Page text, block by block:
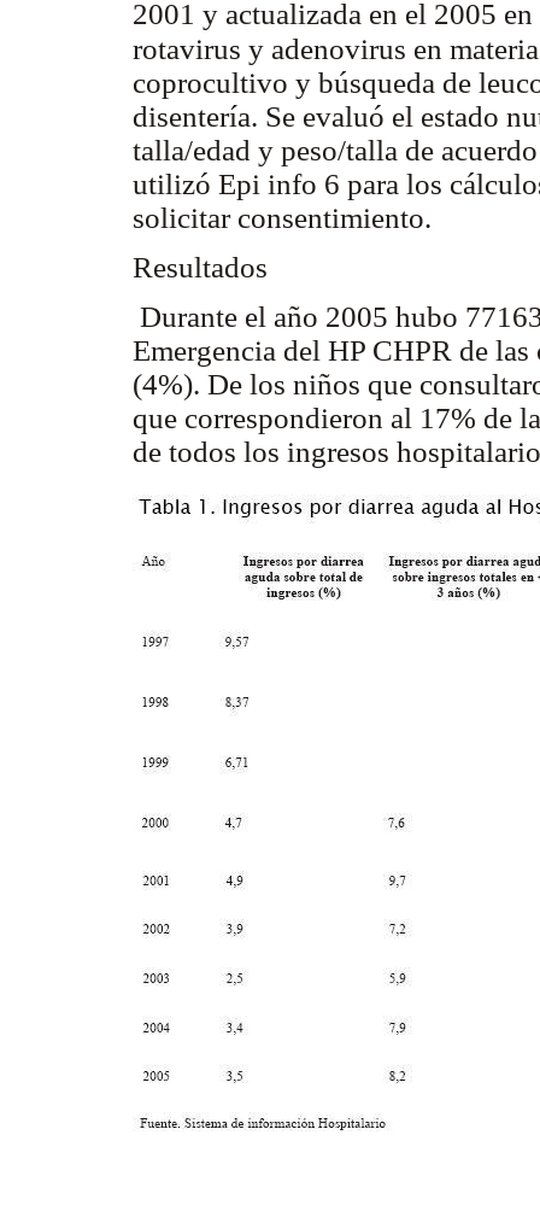
2001 y actualizada en el 2005
rotavirus y adenovirus en
coprocultivo y búsqueda de
disentería. Se evaluó el estado
talla/edad y peso/talla de
utilizó Epi info 6 para los
solicitar consentimiento.
Resultados
Durante el año 2005 hubo
Emergencia del HP CHPR de
(4%). De los niños que
que correspondieron al 17% de
de todos los ingresos